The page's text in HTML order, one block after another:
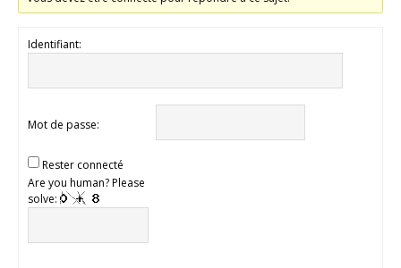
Identifiant:
Mot de passe:
Rester connecté
Are you human? Please
solve: